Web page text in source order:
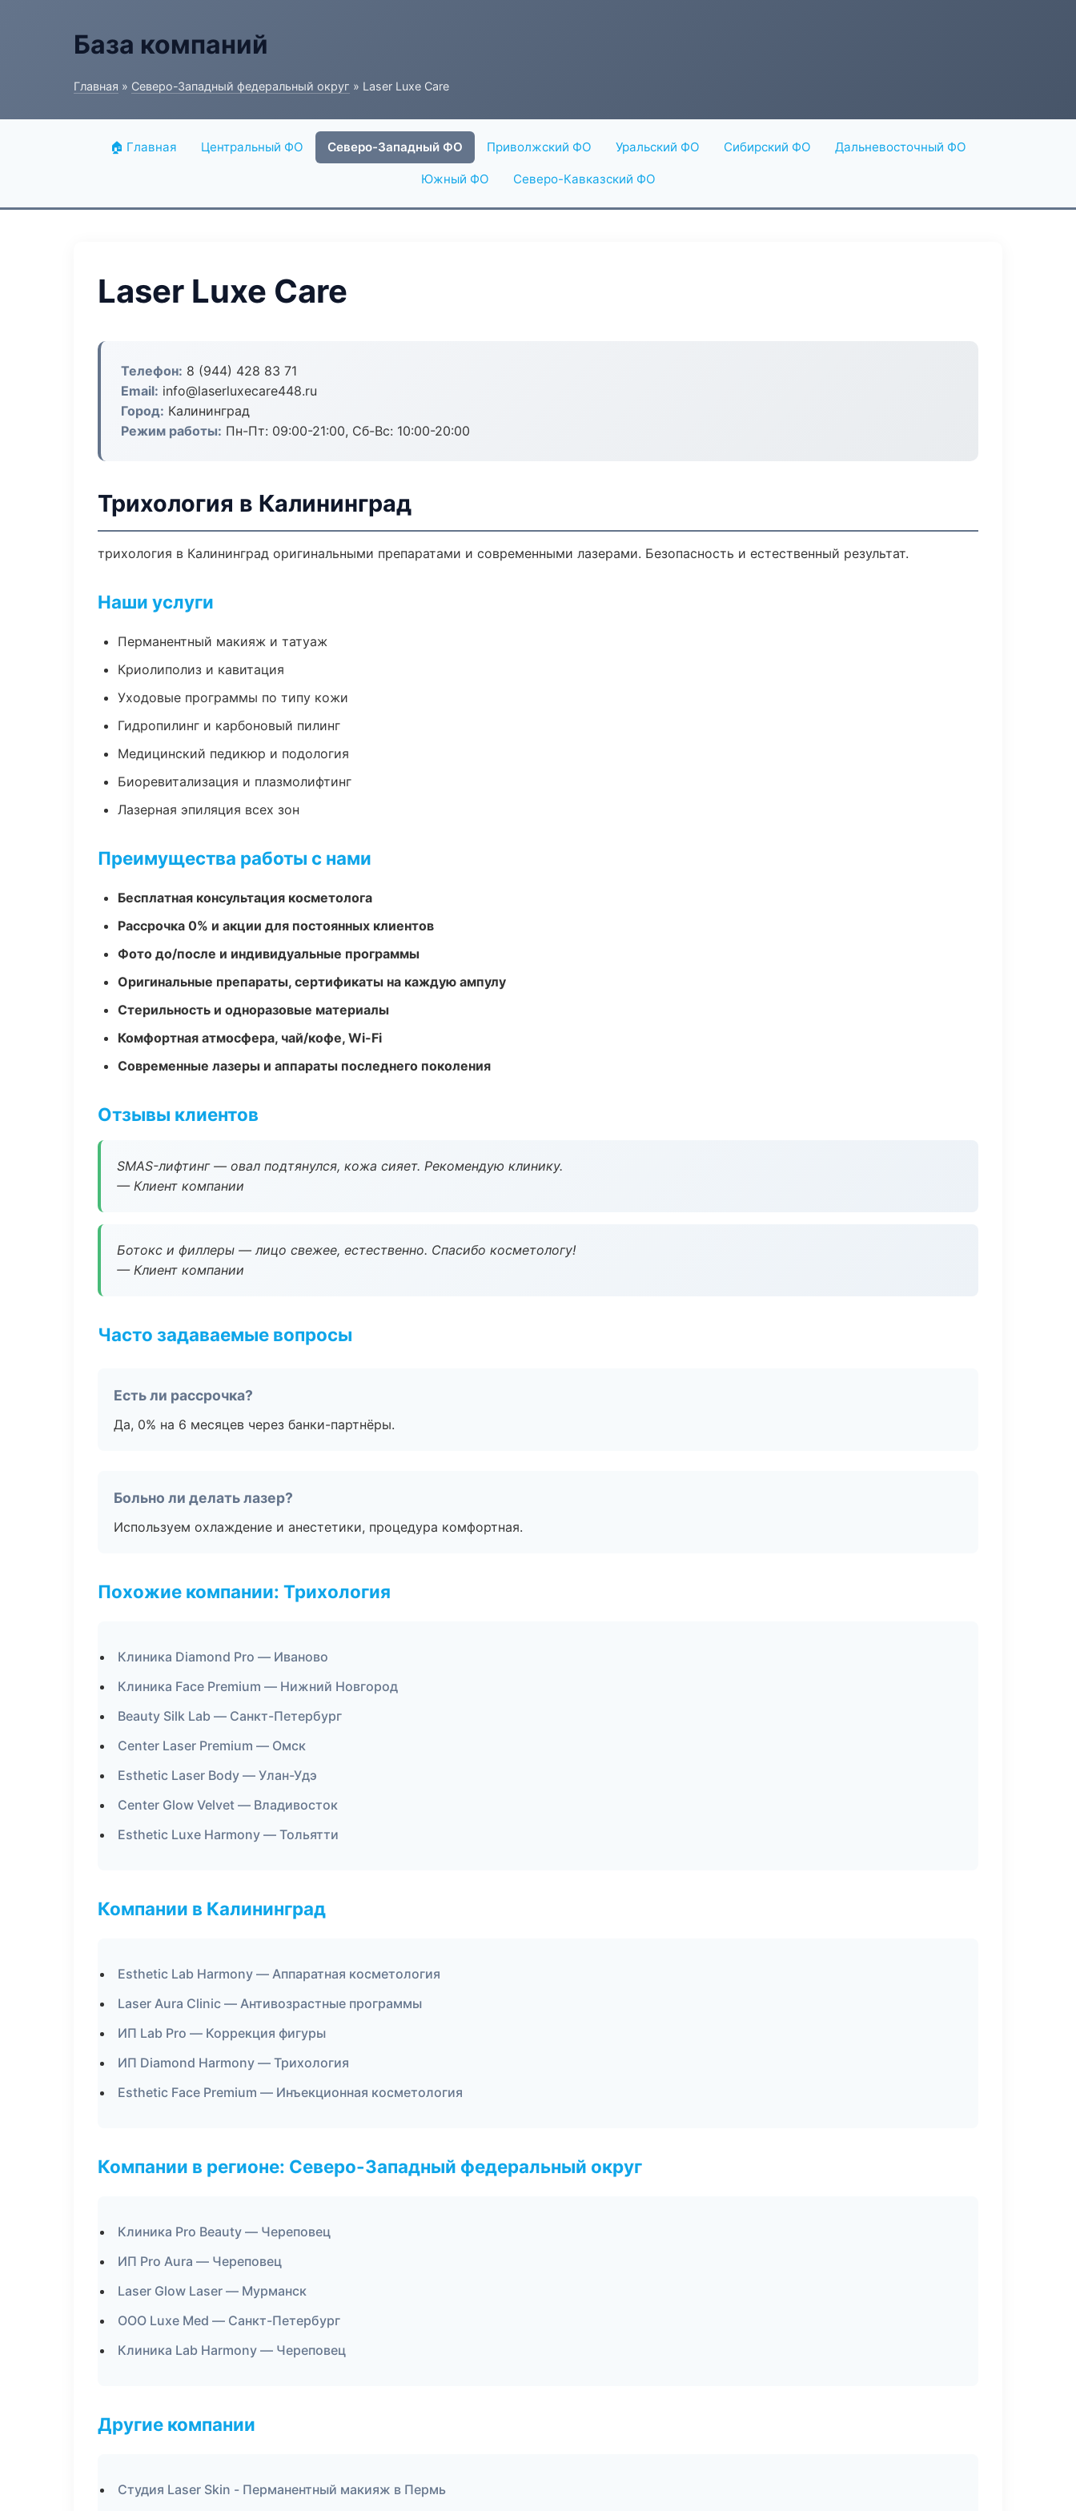
База компаний
Главная » Северо-Западный федеральный округ » Laser Luxe Care
🏠 Главная Центральный ФО Северо-Западный ФО Приволжский ФО Уральский ФО Сибирский ФО Дальневосточный ФО
Южный ФО Северо-Кавказский ФО
Laser Luxe Care
Телефон: 8 (944) 428 83 71
Email: info@laserluxecare448.ru
Город: Калининград
Режим работы: Пн-Пт: 09:00-21:00, Сб-Вс: 10:00-20:00
Трихология в Калининград
трихология в Калининград оригинальными препаратами и современными лазерами. Безопасность и естественный результат.
Наши услуги
Перманентный макияж и татуаж
Криолиполиз и кавитация
Уходовые программы по типу кожи
Гидропилинг и карбоновый пилинг
Медицинский педикюр и подология
Биоревитализация и плазмолифтинг
Лазерная эпиляция всех зон
Преимущества работы с нами
Бесплатная консультация косметолога
Рассрочка 0% и акции для постоянных клиентов
Фото до/после и индивидуальные программы
Оригинальные препараты, сертификаты на каждую ампулу
Стерильность и одноразовые материалы
Комфортная атмосфера, чай/кофе, Wi-Fi
Современные лазеры и аппараты последнего поколения
Отзывы клиентов
SMAS-лифтинг — овал подтянулся, кожа сияет. Рекомендую клинику.
— Клиент компании
Ботокс и филлеры — лицо свежее, естественно. Спасибо косметологу!
— Клиент компании
Часто задаваемые вопросы
Есть ли рассрочка?
Да, 0% на 6 месяцев через банки-партнёры.
Больно ли делать лазер?
Используем охлаждение и анестетики, процедура комфортная.
Похожие компании: Трихология
Клиника Diamond Pro — Иваново
Клиника Face Premium — Нижний Новгород
Beauty Silk Lab — Санкт-Петербург
Center Laser Premium — Омск
Esthetic Laser Body — Улан-Удэ
Center Glow Velvet — Владивосток
Esthetic Luxe Harmony — Тольятти
Компании в Калининград
Esthetic Lab Harmony — Аппаратная косметология
Laser Aura Clinic — Антивозрастные программы
ИП Lab Pro — Коррекция фигуры
ИП Diamond Harmony — Трихология
Esthetic Face Premium — Инъекционная косметология
Компании в регионе: Северо-Западный федеральный округ
Клиника Pro Beauty — Череповец
ИП Pro Aura — Череповец
Laser Glow Laser — Мурманск
ООО Luxe Med — Санкт-Петербург
Клиника Lab Harmony — Череповец
Другие компании
Студия Laser Skin - Перманентный макияж в Пермь